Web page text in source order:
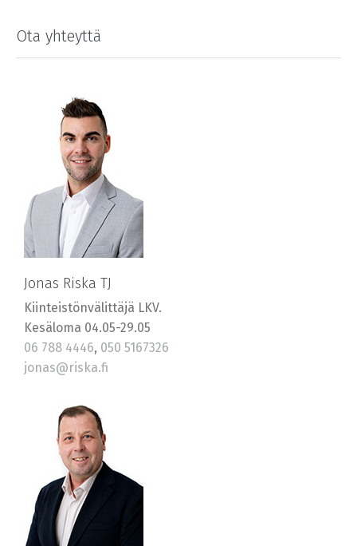
Ota yhteyttä
Jonas Riska TJ
Kiinteistönvälittäjä LKV.
Kesäloma 04.05-29.05
06 788 4446, 050 5167326
jonas@riska.fi